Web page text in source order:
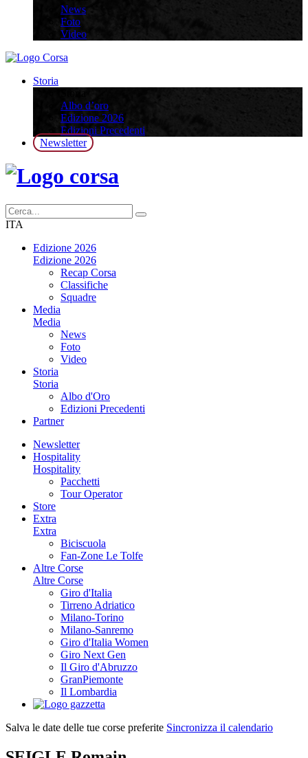
News
Foto
Video
Storia
Albo d’oro
Edizione 2026
Edizioni Precedenti
Newsletter
ITA
Edizione 2026
Edizione 2026
Recap Corsa
Classifiche
Squadre
Media
Media
News
Foto
Video
Storia
Storia
Albo d'Oro
Edizioni Precedenti
Partner
Newsletter
Hospitality
Hospitality
Pacchetti
Tour Operator
Store
Extra
Extra
Biciscuola
Fan-Zone Le Tolfe
Altre Corse
Altre Corse
Giro d'Italia
Tirreno Adriatico
Milano-Torino
Milano-Sanremo
Giro d'Italia Women
Giro Next Gen
Il Giro d'Abruzzo
GranPiemonte
Il Lombardia
Salva le date delle tue corse preferite Sincronizza il calendario